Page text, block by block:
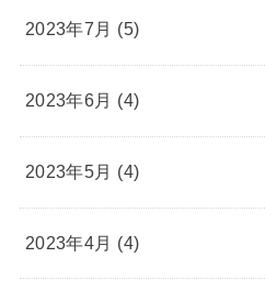
2023年7月 (5)
2023年6月 (4)
2023年5月 (4)
2023年4月 (4)